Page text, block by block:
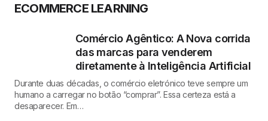
ECOMMERCE LEARNING
Comércio Agêntico: A Nova corrida
das marcas para venderem
diretamente à Inteligência Artificial
Durante duas décadas, o comércio eletrónico teve sempre um
humano a carregar no botão “comprar”. Essa certeza está a
desaparecer. Em…